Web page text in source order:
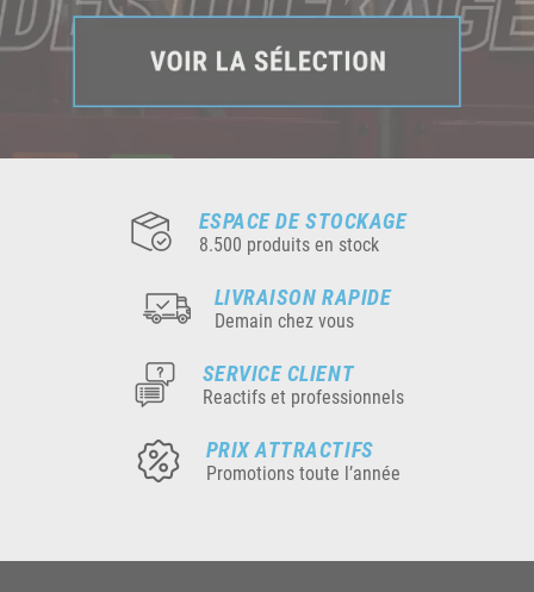
ESPACE DE STOCKAGE
8.500 produits en stock
LIVRAISON RAPIDE
Demain chez vous
SERVICE CLIENT
Reactifs et professionnels
PRIX ATTRACTIFS
Promotions toute l’année